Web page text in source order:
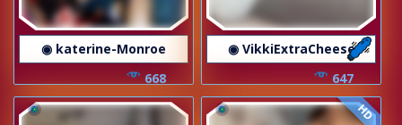
◉ katerine-Monroe
668
◉ VikkiExtraCheese
647
HD